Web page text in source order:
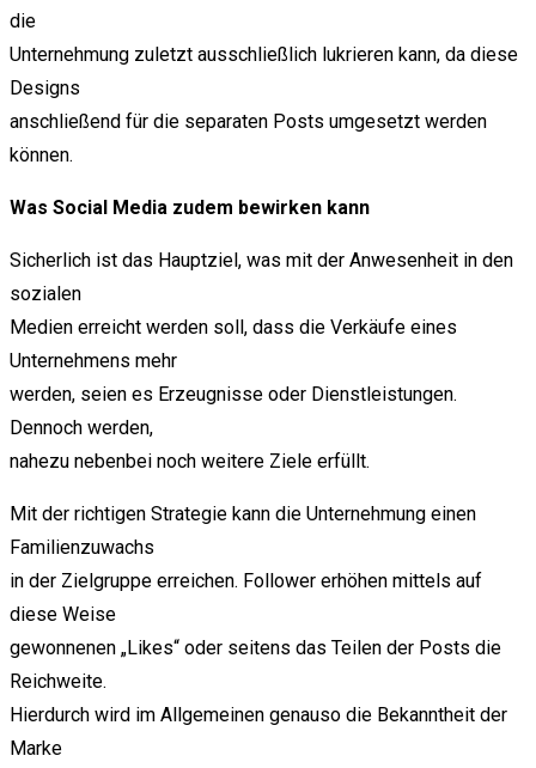
die
Unternehmung zuletzt ausschließlich lukrieren kann, da diese
Designs
anschließend für die separaten Posts umgesetzt werden
können.
Was Social Media zudem bewirken kann
Sicherlich ist das Hauptziel, was mit der Anwesenheit in den
sozialen
Medien erreicht werden soll, dass die Verkäufe eines
Unternehmens mehr
werden, seien es Erzeugnisse oder Dienstleistungen.
Dennoch werden,
nahezu nebenbei noch weitere Ziele erfüllt.
Mit der richtigen Strategie kann die Unternehmung einen
Familienzuwachs
in der Zielgruppe erreichen. Follower erhöhen mittels auf
diese Weise
gewonnenen „Likes“ oder seitens das Teilen der Posts die
Reichweite.
Hierdurch wird im Allgemeinen genauso die Bekanntheit der
Marke